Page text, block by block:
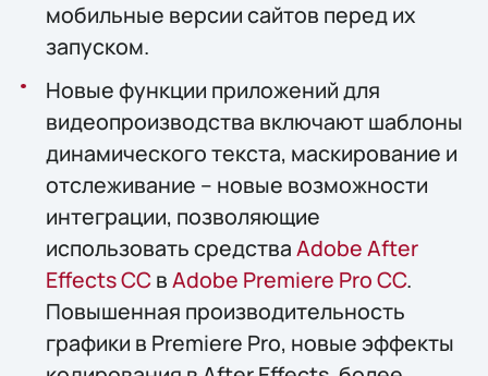
мобильные версии сайтов перед их
запуском.
Новые функции приложений для
видеопроизводства включают шаблоны
динамического текста, маскирование и
отслеживание – новые возможности
интеграции, позволяющие
использовать средстваAdobe After
Effects CCвAdobe Premiere Pro CC.
Повышенная производительность
графики в Premiere Pro, новые эффекты